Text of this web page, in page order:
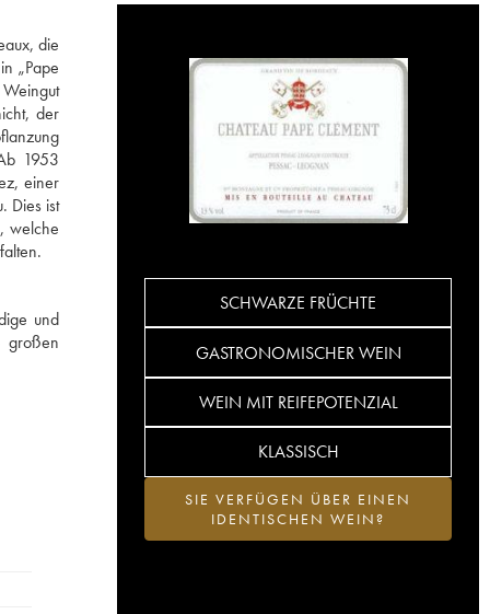
die
„Pape
der
1953
einer
Dies ist
welche
und
großen
SCHWARZE FRÜCHTE
GASTRONOMISCHER WEIN
WEIN MIT REIFEPOTENZIAL
KLASSISCH
SIE VERFÜGEN ÜBER EINEN
IDENTISCHEN WEIN?